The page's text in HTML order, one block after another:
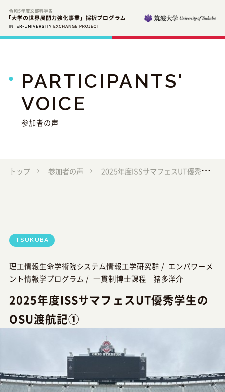
PARTICIPANTS'
VOICE
参加者の声
トップ 参加者の声 2025年度ISSサマフェスUT優秀学生のOSU渡航記①
TSUKUBA
理工情報生命学術院システム情報工学研究群 / エンパワーメ
ント情報学プログラム / 一貫制博士課程 猪多洋介
2025年度ISSサマフェスUT優秀学生の
OSU渡航記①